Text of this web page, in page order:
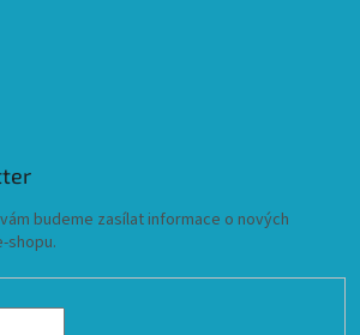
budeme zasílat informace o nových
shopu.